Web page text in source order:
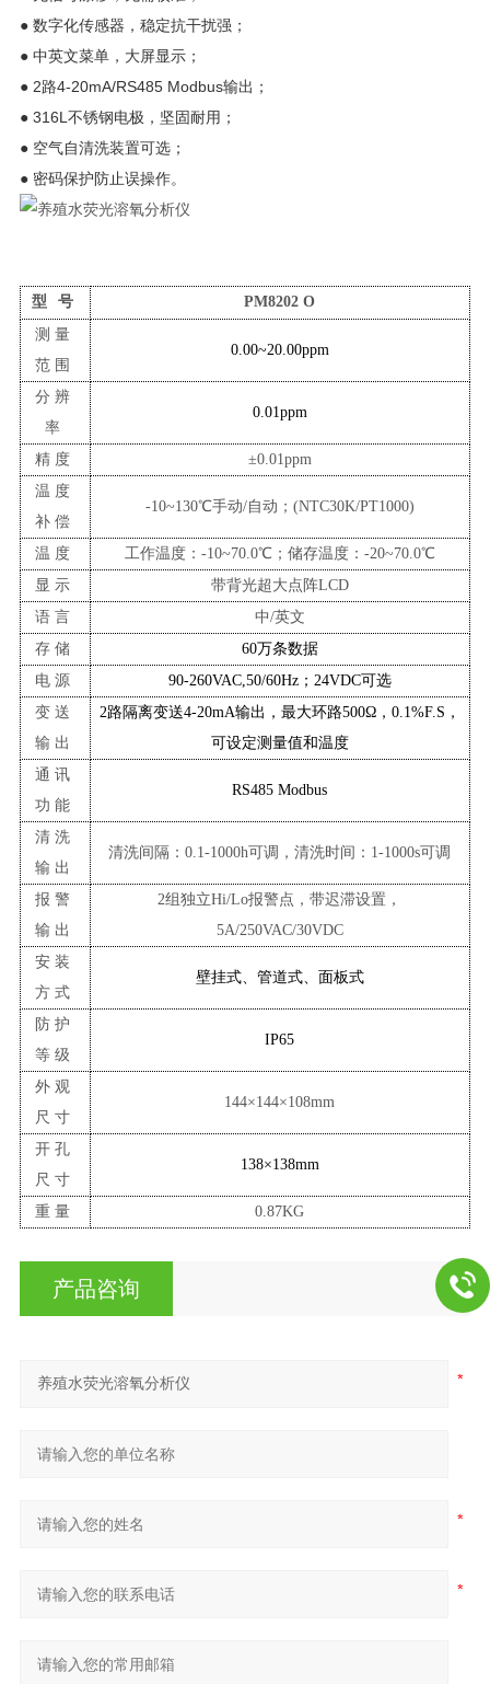
● 数字化传感器，稳定抗干扰强；
● 中英文菜单，大屏显示；
● 2路4-20mA/RS485 Modbus输出；
● 316L不锈钢电极，坚固耐用；
● 空气自清洗装置可选；
● 密码保护防止误操作。
型 号 PM8202 O
测量
范围
0.00~20.00ppm
分辨
率
0.01ppm
精度 ±0.01ppm
温度
补偿
-10~130℃手动/自动；(NTC30K/PT1000)
温度 工作温度： -10~70.0℃；储存温度：-20~70.0℃
显示
带背光超大点阵LCD
语言
中/英文
存储
60万条数据
电源
90-260VAC,50/60Hz；24VDC可选
变送
输出
2路隔离变送4-20mA输出，最大环路500Ω，0.1%F.S，
可设定测量值和温度
通讯
功能
RS485 Modbus
清洗
输出
清洗间隔：0.1-1000h可调，清洗时间：1-1000s可调
报警
输出
2组独立Hi/Lo报警点，带迟滞设置 ，
5A/250VAC/30VDC
安装
方式
壁挂式、管道式、面板式
防护
等级
IP65
外观
尺寸
144×144×108mm
开孔
尺寸
138×138mm
重量 0.87KG
产品咨询